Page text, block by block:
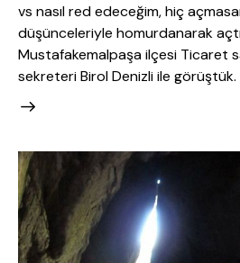
vs nasıl red edeceğim, hiç
düşünceleriyle homurdanarak
Mustafakemalpaşa ilçesi Ticaret
sekreteri Birol Denizli ile görüştük.